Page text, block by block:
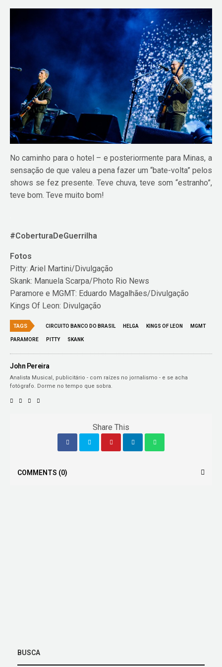
No caminho para o hotel – e posteriormente para Minas, a
sensação de que valeu a pena fazer um “bate-volta” pelos
shows se fez presente. Teve chuva, teve som “estranho”,
teve bom. Teve muito bom!
#CoberturaDeGuerrilha
Fotos
Pitty: Ariel Martini/Divulgação
Skank: Manuela Scarpa/Photo Rio News
Paramore e MGMT: Eduardo Magalhães/Divulgação
Kings Of Leon: Divulgação
TAGS CIRCUITO BANCO DO BRASIL HELGA KINGS OF LEON MGMT
PARAMORE PITTY SKANK
John Pereira
Analista Musical, publicitário - com raízes no jornalismo - e se acha
fotógrafo. Dorme no tempo que sobra.
Share This
COMMENTS (0)
BUSCA